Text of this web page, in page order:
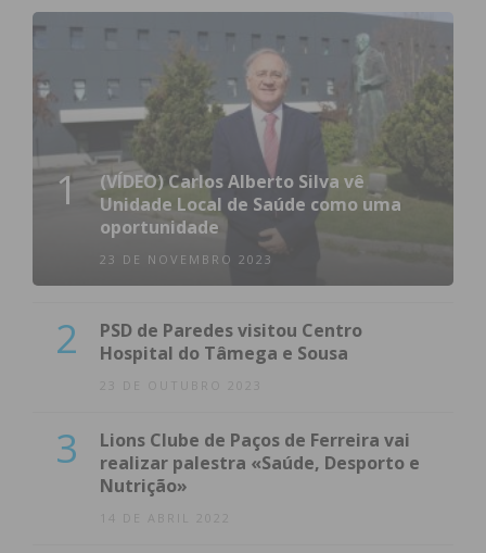
1
(VÍDEO) Carlos Alberto Silva vê
Unidade Local de Saúde como uma
oportunidade
23 DE NOVEMBRO 2023
2
PSD de Paredes visitou Centro
Hospital do Tâmega e Sousa
23 DE OUTUBRO 2023
3
Lions Clube de Paços de Ferreira vai
realizar palestra «Saúde, Desporto e
Nutrição»
14 DE ABRIL 2022